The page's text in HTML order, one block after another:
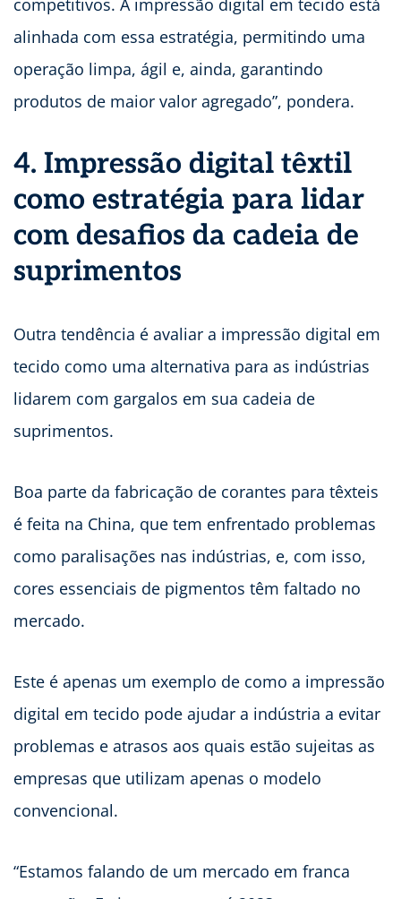
competitivos. A impressão digital em tecido está
alinhada com essa estratégia, permitindo uma
operação limpa, ágil e, ainda, garantindo
produtos de maior valor agregado”, pondera.
4. Impressão digital têxtil
como estratégia para lidar
com desafios da cadeia de
suprimentos
Outra tendência é avaliar a impressão digital em
tecido como uma alternativa para as indústrias
lidarem com gargalos em sua cadeia de
suprimentos.
Boa parte da fabricação de corantes para têxteis
é feita na China, que tem enfrentado problemas
como paralisações nas indústrias, e, com isso,
cores essenciais de pigmentos têm faltado no
mercado.
Este é apenas um exemplo de como a impressão
digital em tecido pode ajudar a indústria a evitar
problemas e atrasos aos quais estão sujeitas as
empresas que utilizam apenas o modelo
convencional.
“Estamos falando de um mercado em franca